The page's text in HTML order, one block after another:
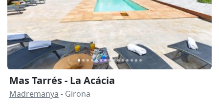
Anterior
Mas Tarrés - La Acácia
Madremanya - Girona